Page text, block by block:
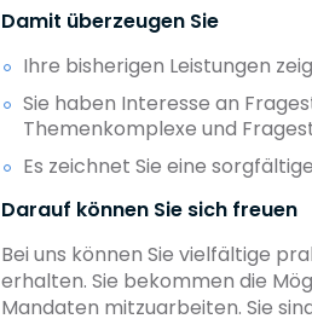
Damit überzeugen Sie
Ihre bisherigen Leistungen
Sie haben Interesse an
Themenkomplexe und
Es zeichnet Sie eine
Darauf können Sie sich freuen
Bei uns können Sie vielfältige
erhalten. Sie bekommen die
Mandaten mitzuarbeiten. Sie